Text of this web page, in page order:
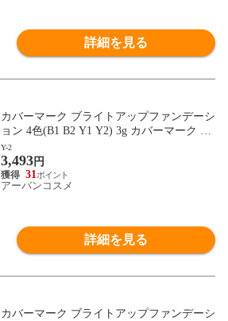
詳細を見る
カバーマーク ブライトアップファンデーシ
ョン 4色(B1 B2 Y1 Y2) 3g カバーマーク コ
ンシーラー 化粧下地 COVERMARK(coverm
ark)
Y-2
3,493円
31
アーバンコスメ
詳細を見る
カバーマーク ブライトアップファンデーシ